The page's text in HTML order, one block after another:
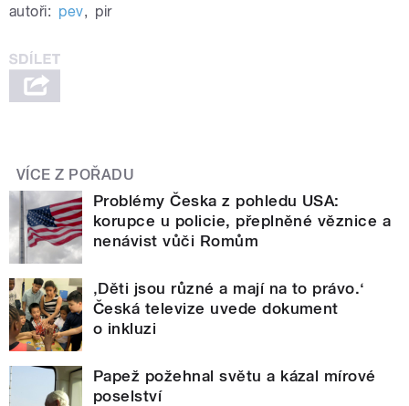
autoři: pev, pir
VÍCE Z POŘADU
Problémy Česka z pohledu USA:
korupce u policie, přeplněné věznice a
nenávist vůči Romům
‚Děti jsou různé a mají na to právo.‘
Česká televize uvede dokument
o inkluzi
Papež požehnal světu a kázal mírové
poselství